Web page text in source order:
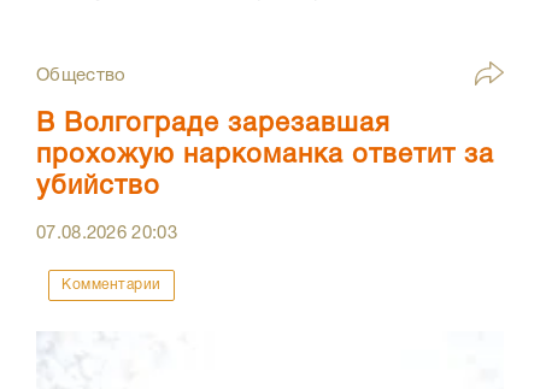
Общество
В Волгограде зарезавшая
прохожую наркоманка ответит за
убийство
07.08.202620:03
Комментарии